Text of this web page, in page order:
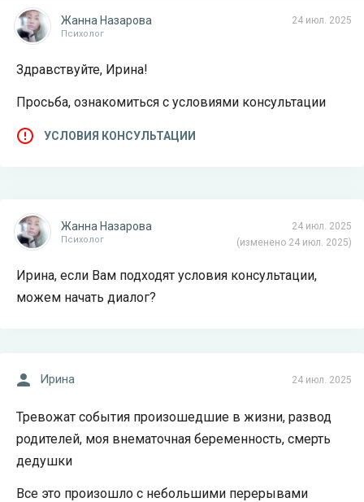
24 июл. 2025
Жанна Назарова
Психолог
Здравствуйте, Ирина!
Просьба, ознакомиться с условиями консультации
УСЛОВИЯ КОНСУЛЬТАЦИИ
24 июл. 2025
(изменено 24 июл. 2025)
Жанна Назарова
Психолог
Ирина, если Вам подходят условия консультации,
можем начать диалог?
24 июл. 2025
Ирина
Тревожат события произошедшие в жизни, развод
родителей, моя внематочная беременность, смерть
дедушки
Все это произошло с небольшими перерывами